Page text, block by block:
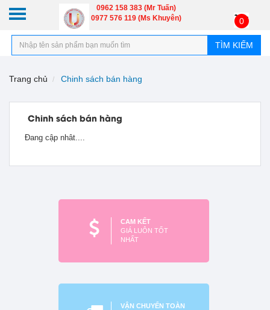
0962 158 383 (Mr Tuấn)
0977 576 119 (Ms Khuyên)
0
TÌM KIẾM
Trang chủ Chinh sách bán hàng
Chinh sách bán hàng
Đang cập nhât....
CAM KẾT
GIÁ LUÔN TỐT
NHẤT
VẬN CHUYỂN TOÀN